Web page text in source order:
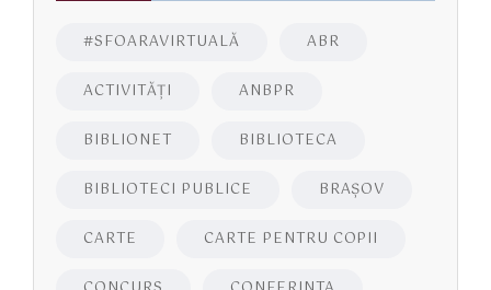
#SFOARAVIRTUALĂ ABR
ACTIVITĂŢI ANBPR
BIBLIONET BIBLIOTECA
BIBLIOTECI PUBLICE BRAŞOV
CARTE CARTE PENTRU COPII